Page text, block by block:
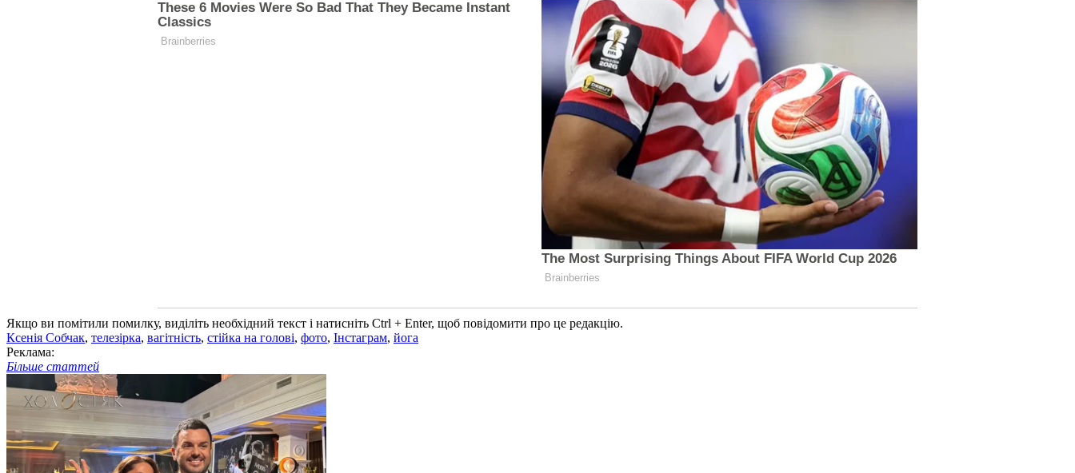
Якщо ви помітили помилку, виділіть необхідний текст і натисніть Ctrl + Enter, щоб повідомити про це редакцію.
Ксенія Собчак, телезірка, вагітність, стійка на голові, фото, Інстаграм, йога
Реклама:
Більше статтей